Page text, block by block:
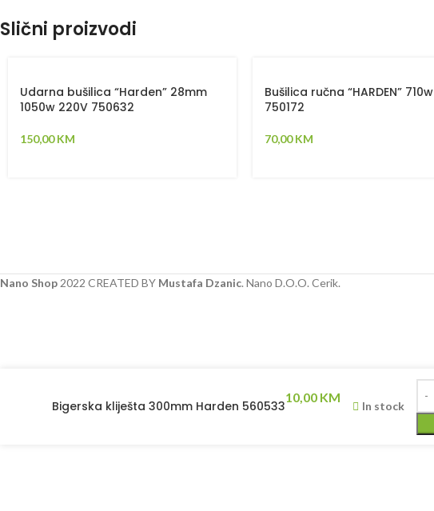
Slični proizvodi
Udarna bušilica “Harden” 28mm
1050w 220V 750632
150,00KM
Bušilica ručna “HARDEN” 710w
750172
70,00KM
Nano Shop 2022 CREATED BY Mustafa Dzanic. Nano D.O.O. Cerik.
Bigerska kliješta 300mm Harden 560533
10,00 KM
In stock